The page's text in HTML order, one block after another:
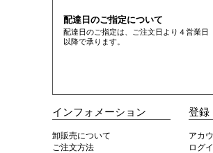
配達日のご指定について
配達日のご指定は、ご注文日より４営業日
以降で承ります。
インフォメーション
卸販売について
ご注文方法
登録
アカ
ログ